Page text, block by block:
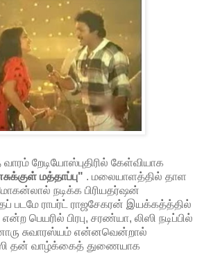
றேடியோஸ்புதிரில் கேள்வியாக
மத்தாப்பு" . மலையாளத்தில் தாள
நடிக்க பிரியதர்ஷன்
படமே ராபர்ட் ராஜசேகரன் இயக்கத்த்தில்
பெயரில் பிரபு, சரண்யா, லிஸி நடிப்பில்
சுவாரஸ்யம் என்னவென்றால்
தன் வாழ்க்கைத் துணையாக